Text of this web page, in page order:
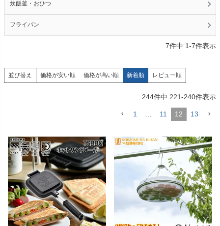
炊飯釜・おひつ
フライパン
7件中 1-7件表示
並び替え 価格が安い順 価格が高い順 新着順 レビュー順
244件中 221-240件表示
1 11 12 13